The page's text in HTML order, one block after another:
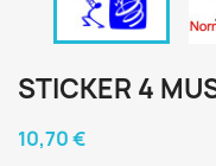
STICKER 4
10,70 €